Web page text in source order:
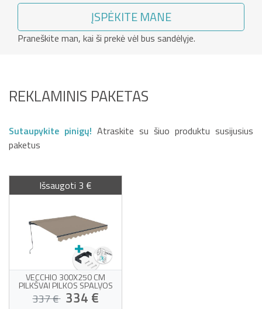
ĮSPĖKITE MANE
Praneškite man, kai ši prekė vėl bus sandėlyje.
REKLAMINIS PAKETAS
Sutaupykite pinigų! Atraskite su šiuo produktu susijusius
paketus
Išsaugoti 3 €
VECCHIO 300X250 CM
PILKŠVAI PILKOS SPALVOS
MONOBLOKO MARKIZĖ SU
TVIRTINIMU PRIE LUBŲ
337 € 334 €